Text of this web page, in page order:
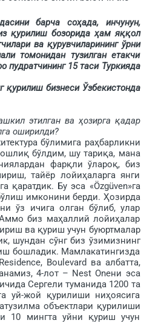
барча соҳада, инчунун,
қурилиш бозорида ҳам яққол
ва қурув­чиларининг ўрни
томонидан тузилган етакчи
пудратчининг 15 таси Туркияда
қури­лиш бизнеси Ўзбекистонда
этилган ва ҳозирга қадар
оширилди?
бўлимига раҳ­барликни
бўлдим, шу тариқа, мана
фарқли ўлароқ, биз
тайёр лойиҳаларга янги
Бу эса «Özgüven»га
имконини берди. Ҳо­зирда
ўз ичига олган бўлиб, улар
биз ма­ҳаллий лойиҳалар
ва қуриш учун буюртмалар
шундан сўнг биз ўзимизнинг
бошладик. Мамлакатингизда
Boulevard ва албатта,
4-лот – Nest Oneни эса
Сергели туманида 1200 та
уй-жой қурилиши ниҳоясига
объектлари қу­рилиши
10 мингта уйни қуриш учун